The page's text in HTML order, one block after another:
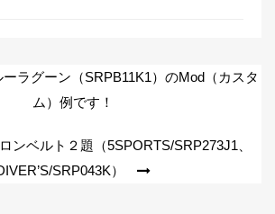
ラグーン（SRPB11K1）のMod（カスタ
ム）例です！
ンベルト２題（5SPORTS/SRP273J1、
SRP043K）